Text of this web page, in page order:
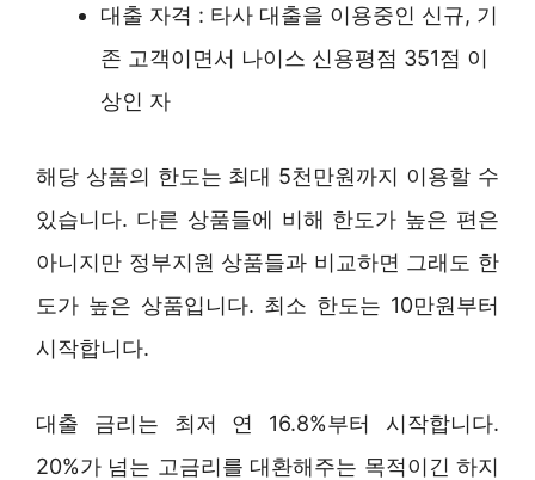
대출 자격 : 타사 대출을 이용중인 신규, 기
존 고객이면서 나이스 신용평점 351점 이
상인 자
해당 상품의 한도는 최대 5천만원까지 이용할 수
있습니다. 다른 상품들에 비해 한도가 높은 편은
아니지만 정부지원 상품들과 비교하면 그래도 한
도가 높은 상품입니다. 최소 한도는 10만원부터
시작합니다.
대출 금리는 최저 연 16.8%부터 시작합니다.
20%가 넘는 고금리를 대환해주는 목적이긴 하지